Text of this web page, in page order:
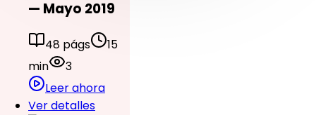
— Mayo 2019
48 págs
15
min
3
Leer ahora
Ver detalles